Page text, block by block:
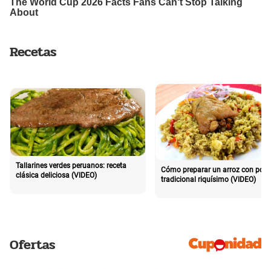
Recetas
Tallarines verdes peruanos: receta
clásica deliciosa (VIDEO)
Cómo preparar un arroz con pollo
tradicional riquísimo (VIDEO)
Ofertas